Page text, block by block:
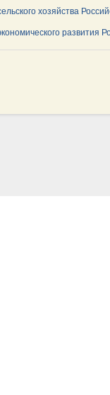
хозяйства
развития